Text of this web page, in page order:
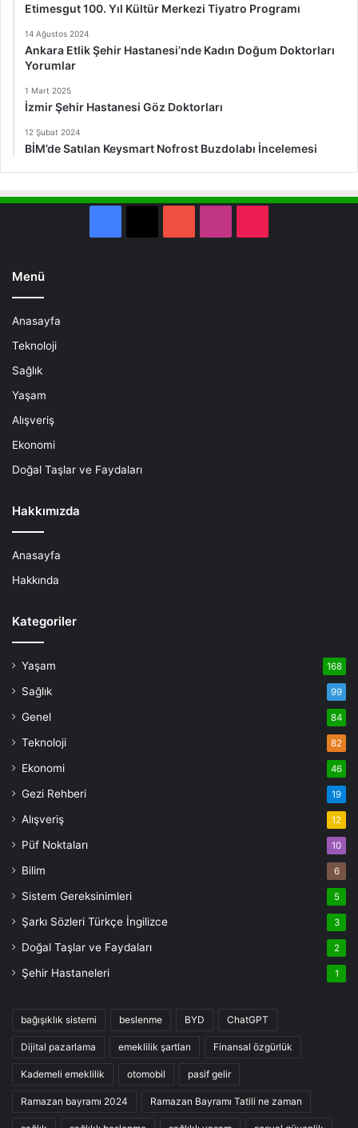
Etimesgut 100. Yıl Kültür Merkezi Tiyatro Programı
14 Ağustos 2024
Ankara Etlik Şehir Hastanesi’nde Kadın Doğum Doktorları
Yorumlar
1 Mart 2025
İzmir Şehir Hastanesi Göz Doktorları
12 Şubat 2024
BİM’de Satılan Keysmart Nofrost Buzdolabı İncelemesi
Menü
Anasayfa
Teknoloji
Sağlık
Yaşam
Alışveriş
Ekonomi
Doğal Taşlar ve Faydaları
Hakkımızda
Anasayfa
Hakkında
Kategoriler
Yaşam 168
Sağlık 99
Genel 84
Teknoloji 82
Ekonomi 46
Gezi Rehberi 19
Alışveriş 12
Püf Noktaları 10
Bilim 6
Sistem Gereksinimleri 5
Şarkı Sözleri Türkçe İngilizce 3
Doğal Taşlar ve Faydaları 2
Şehir Hastaneleri 1
bağışıklık sistemi beslenme BYD ChatGPT
Dijital pazarlama emeklilik şartları Finansal özgürlük
Kademeli emeklilik otomobil pasif gelir
Ramazan bayramı 2024 Ramazan Bayramı Tatili ne zaman